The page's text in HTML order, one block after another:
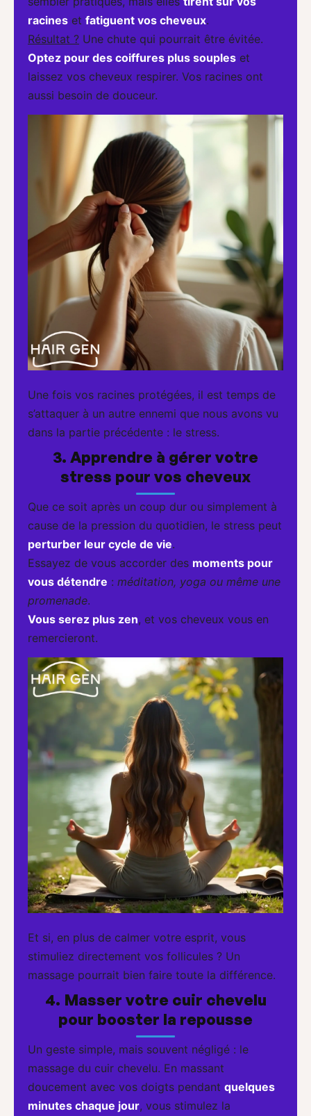
racines et fatiguent vos cheveux.
Résultat ? Une chute qui pourrait être évitée.
Optez pour des coiffures plus souples et
laissez vos cheveux respirer. Vos racines ont
aussi besoin de douceur.
Une fois vos racines protégées, il est temps de
s’attaquer à un autre ennemi que nous avons vu
dans la partie précédente : le stress.
3. Apprendre à gérer votre
stress pour vos cheveux
Que ce soit après un coup dur ou simplement à
cause de la pression du quotidien, le stress peut
perturber leur cycle de vie.
Essayez de vous accorder des moments pour
vous détendre : méditation, yoga ou même une
promenade.
Vous serez plus zen, et vos cheveux vous en
remercieront.
Et si, en plus de calmer votre esprit, vous
stimuliez directement vos follicules ? Un
massage pourrait bien faire toute la différence.
4. Masser votre cuir chevelu
pour booster la repousse
Un geste simple, mais souvent négligé : le
massage du cuir chevelu. En massant
doucement avec vos doigts pendant quelques
minutes chaque jour, vous stimulez la